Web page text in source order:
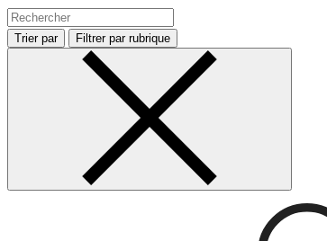
Trier par Filtrer par rubrique